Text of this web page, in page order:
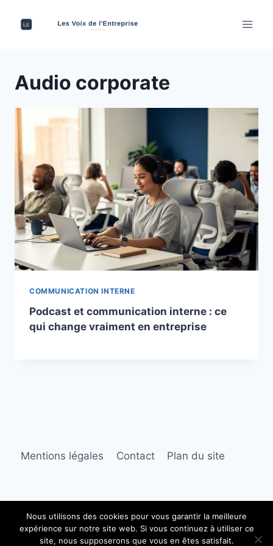
Audio corporate
COMMUNICATION INTERNE
Podcast et communication interne : ce
qui change vraiment en entreprise
Mentions légales Contact Plan du site
© 2026 Les Voix de l'Entreprise
Nous utilisons des cookies pour vous garantir la meilleure
expérience sur notre site web. Si vous continuez à utiliser ce
site, nous supposerons que vous en êtes satisfait.